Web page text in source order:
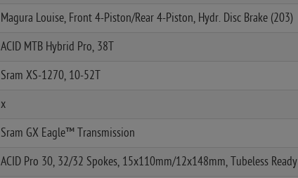
Magura Louise, Front 4-Piston/Rear 4-Piston, Hydr. Disc Brake (203)
ACID MTB Hybrid Pro, 38T
Sram XS-1270, 10-52T
x
Sram GX Eagle™ Transmission
ACID Pro 30, 32/32 Spokes, 15x110mm/12x148mm, Tubeless Ready